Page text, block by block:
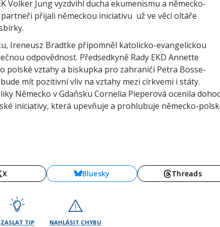
Volker Jung vyzdvihl ducha ekumenismu a německo-
přijali německou iniciativu už ve věci oltáře
Ireneusz Bradtke připomněl katolicko-evangelickou
odpovědnost. Předsedkyně Rady EKD Annette
polské vztahy a biskupka pro zahraničí Petra Bosse-
mít pozitivní vliv na vztahy mezi církvemi i státy.
Německo v Gdaňsku Cornelia Pieperová ocenila
iniciativy, která upevňuje a prohlubuje německo-
X Bluesky Threads
ZASLAT TIP NAHLÁSIT CHYBU